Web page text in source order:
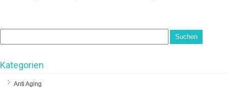
Kategorien
Anti Aging